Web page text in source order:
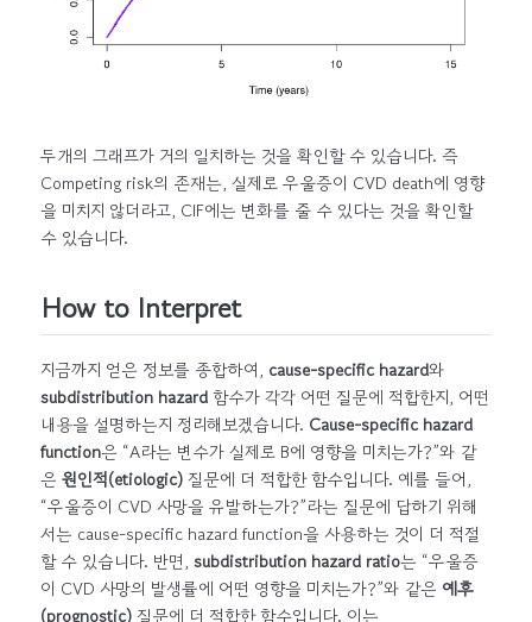
두개의 그래프가 거의 일치하는 것을 확인할 수 있습니다. 즉
Competing risk의 존재는, 실제로 우울증이 CVD death에 영향
을 미치지 않더라고, CIF에는 변화를 줄 수 있다는 것을 확인할
수 있습니다.
How to Interpret
지금까지 얻은 정보를 종합하여, cause-specific hazard와
subdistribution hazard함수가 각각 어떤 질문에 적합한지, 어떤
내용을 설명하는지 정리해보겠습니다. Cause-specific hazard
function은 “A라는 변수가 실제로 B에 영향을 미치는가?”와 같
은 원인적(etiologic)질문에 더 적합한 함수입니다. 예를 들어,
“우울증이 CVD 사망을 유발하는가?”라는 질문에 답하기 위해
서는 cause-specific hazard function을 사용하는 것이 더 적절
할 수 있습니다. 반면, subdistribution hazard ratio는 “우울증
이 CVD 사망의 발생률에 어떤 영향을 미치는가?”와 같은 예후
(prognostic)질문에 더 적합한 함수입니다. 이는